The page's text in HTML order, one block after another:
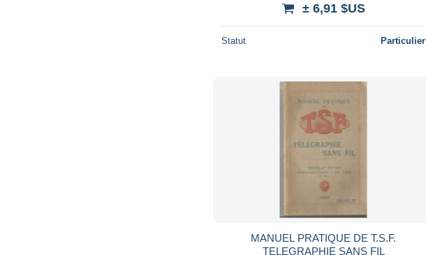
± 6,91 $US
Statut Particulier
MANUEL PRATIQUE DE T.S.F.
TELEGRAPHIE SANS FIL